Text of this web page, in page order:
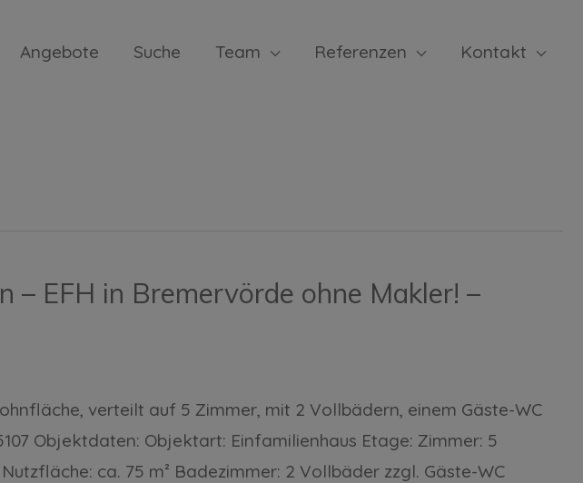
Angebote Suche Team Referenzen Kontakt
EFH in Bremervörde ohne Makler! –
verteilt auf 5 Zimmer, mit 2 Vollbädern, einem Gäste-WC
Objektdaten: Objektart: Einfamilienhaus Etage: Zimmer: 5
ca. 75 m² Badezimmer: 2 Vollbäder zzgl. Gäste-WC